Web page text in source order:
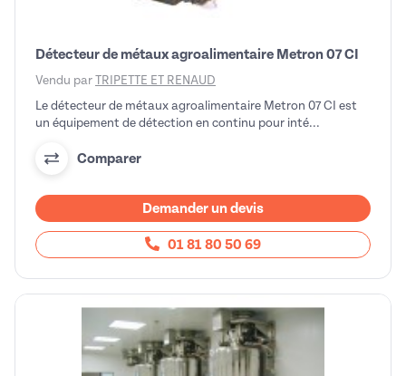
Détecteur de métaux agroalimentaire Metron 07 CI
Vendu par TRIPETTE ET RENAUD
Le détecteur de métaux agroalimentaire Metron 07 CI est
un équipement de détection en continu pour inté...
Comparer
Demander un devis
01 81 80 50 69